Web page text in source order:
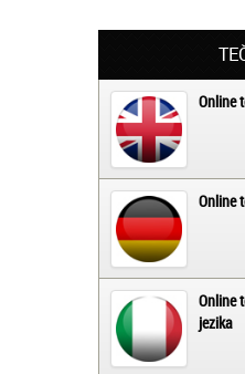
Online
Online
Online
jezika